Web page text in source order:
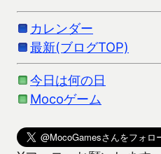
カレンダー
最新(ブログTOP)
今日は何の日
Mocoゲーム